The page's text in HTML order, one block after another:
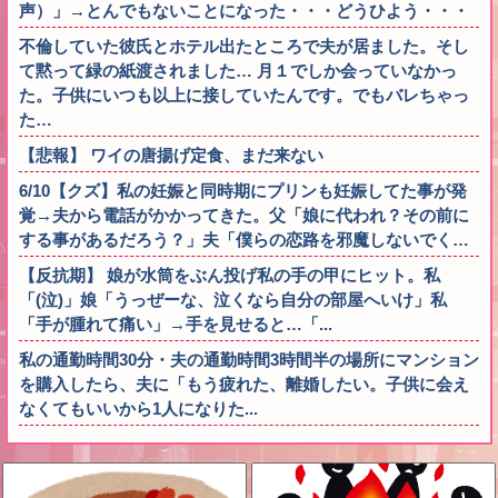
声）」→とんでもないことになった・・・どうひよう・・・
不倫していた彼氏とホテル出たところで夫が居ました。そし
て黙って緑の紙渡されました… 月１でしか会っていなかっ
た。子供にいつも以上に接していたんです。でもバレちゃっ
た…
【悲報】 ワイの唐揚げ定食、まだ来ない
6/10【クズ】私の妊娠と同時期にプリンも妊娠してた事が発
覚→夫から電話がかかってきた。父「娘に代われ？その前に
する事があるだろう？」夫「僕らの恋路を邪魔しないでく…
【反抗期】 娘が水筒をぶん投げ私の手の甲にヒット。私
「(泣)」娘「うっぜーな、泣くなら自分の部屋へいけ」私
「手が腫れて痛い」→手を見せると…「...
私の通勤時間30分・夫の通勤時間3時間半の場所にマンション
を購入したら、夫に「もう疲れた、離婚したい。子供に会え
なくてもいいから1人になりた...